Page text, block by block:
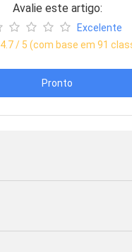
Avalie este artigo:
Excelente
4.7/ 5 (com base em 91
Pronto